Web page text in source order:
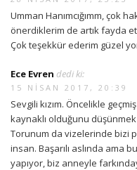
Umman Hanımcığımm, çok
önerdiklerim de artık fayda
Çok teşekkür ederim güzel
Ece Evren dedi ki:
15 NISAN 2017, 20:39
Sevgili kızım. Öncelikle
kaynaklı olduğunu
Torunum da vizelerinde bizi
insan. Başarılı aslında ama
yapıyor, biz anneyle